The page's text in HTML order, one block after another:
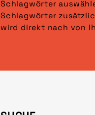
Schlagwörter
Schlagwörter
wird direkt nach von
angezeigt. Klicken